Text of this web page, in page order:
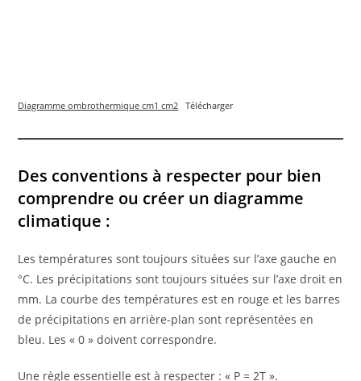
Diagramme ombrothermique cm1 cm2 Télécharger
Des conventions à respecter pour bien
comprendre ou créer un diagramme
climatique :
Les températures sont toujours situées sur l’axe gauche en
°C. Les précipitations sont toujours situées sur l’axe droit en
mm. La courbe des températures est en rouge et les barres
de précipitations en arrière-plan sont représentées en
bleu. Les « 0 » doivent correspondre.
Une règle essentielle est à respecter : « P = 2T ».